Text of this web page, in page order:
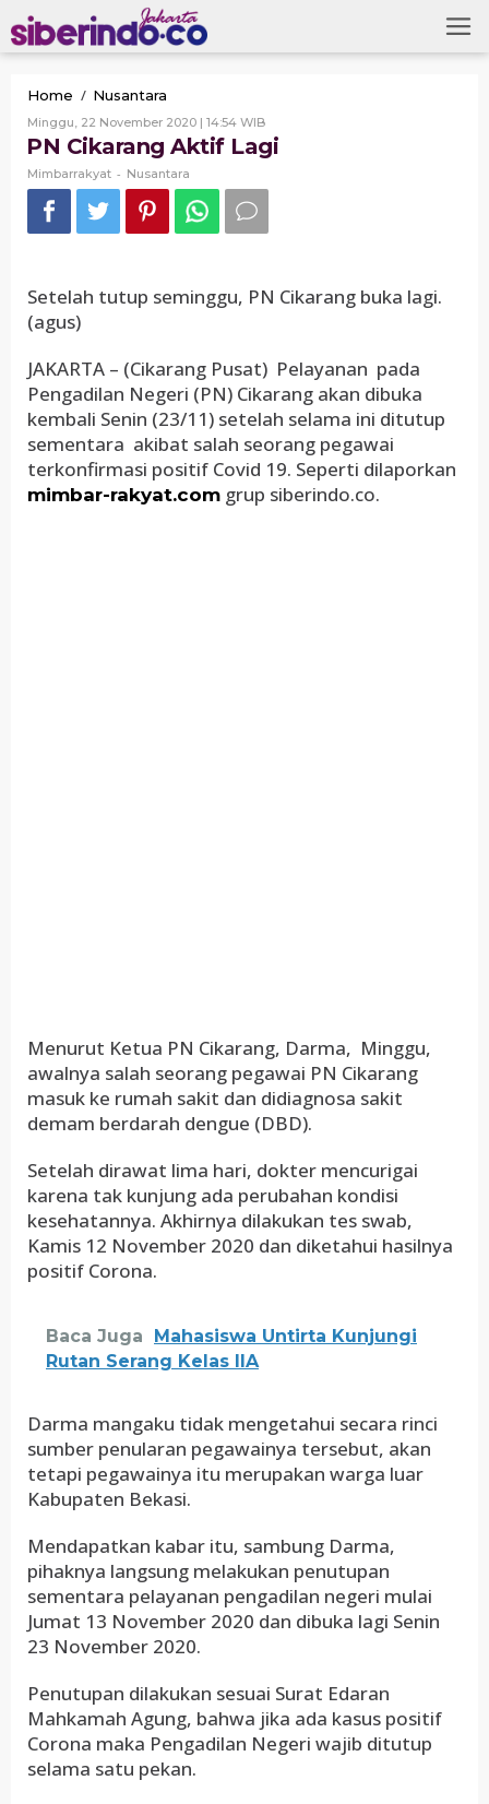
to
content
Home / Nusantara
Cikarang
Aktif
Lagi
Minggu, 22 November 2020 | 14:54 WIBOleh
Mimbarrakyat
PN Cikarang Aktif Lagi
Mimbarrakyat - Nusantara
Setelah tutup seminggu, PN Cikarang buka lagi.
(agus)
JAKARTA – (Cikarang Pusat) Pelayanan pada
Pengadilan Negeri (PN) Cikarang akan dibuka
kembali Senin (23/11) setelah selama ini ditutup
sementara akibat salah seorang pegawai
terkonfirmasi positif Covid 19. Seperti dilaporkan
mimbar-rakyat.com grup siberindo.co.
Menurut Ketua PN Cikarang, Darma, Minggu,
awalnya salah seorang pegawai PN Cikarang
masuk ke rumah sakit dan didiagnosa sakit
demam berdarah dengue (DBD).
Setelah dirawat lima hari, dokter mencurigai
karena tak kunjung ada perubahan kondisi
kesehatannya. Akhirnya dilakukan tes swab,
Kamis 12 November 2020 dan diketahui hasilnya
positif Corona.
Baca Juga
Mahasiswa Untirta Kunjungi
Rutan Serang Kelas IIA
Darma mangaku tidak mengetahui secara rinci
sumber penularan pegawainya tersebut, akan
tetapi pegawainya itu merupakan warga luar
Kabupaten Bekasi.
Mendapatkan kabar itu, sambung Darma,
pihaknya langsung melakukan penutupan
sementara pelayanan pengadilan negeri mulai
Jumat 13 November 2020 dan dibuka lagi Senin
23 November 2020.
Penutupan dilakukan sesuai Surat Edaran
Mahkamah Agung, bahwa jika ada kasus positif
Corona maka Pengadilan Negeri wajib ditutup
selama satu pekan.